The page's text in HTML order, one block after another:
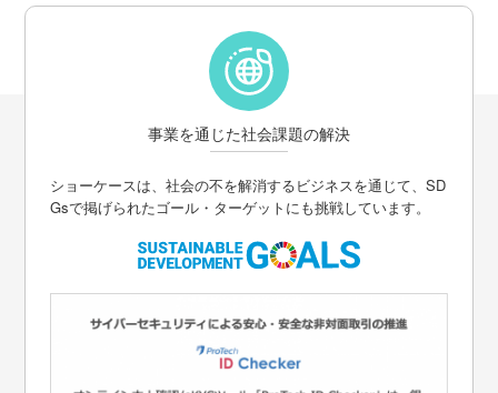
事業を通じた社会課題の解決
ショーケースは、社会の不を解消するビジネスを通じて、SD
Gsで掲げられたゴール・ターゲットにも挑戦しています。